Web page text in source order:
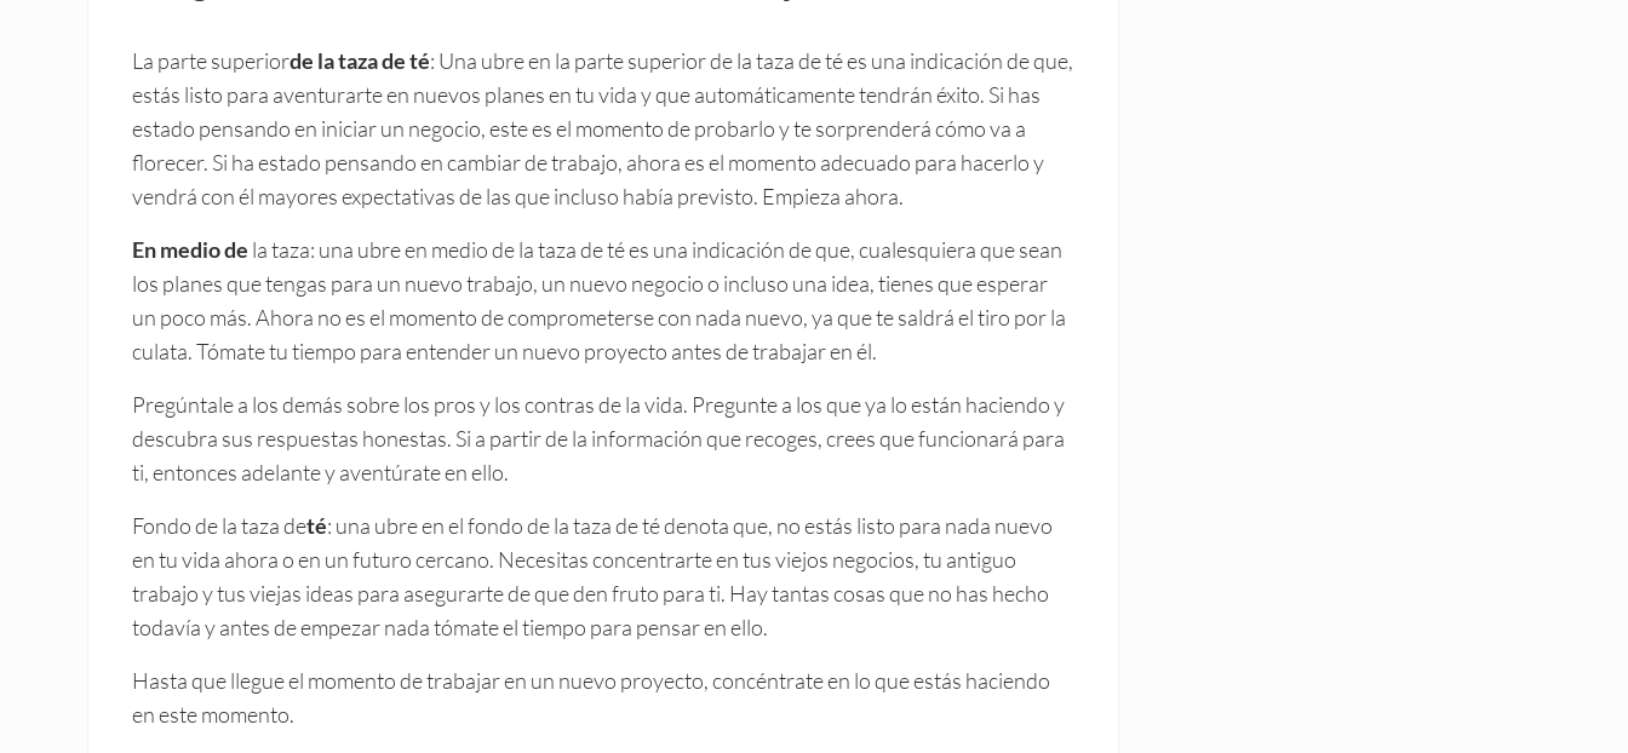
La parte superiorde la taza de té: Una ubre en la parte superior de la taza de té es una indicación de que,
estás listo para aventurarte en nuevos planes en tu vida y que automáticamente tendrán éxito. Si has
estado pensando en iniciar un negocio, este es el momento de probarlo y te sorprenderá cómo va a
florecer. Si ha estado pensando en cambiar de trabajo, ahora es el momento adecuado para hacerlo y
vendrá con él mayores expectativas de las que incluso había previsto. Empieza ahora.
En medio de la taza: una ubre en medio de la taza de té es una indicación de que, cualesquiera que sean
los planes que tengas para un nuevo trabajo, un nuevo negocio o incluso una idea, tienes que esperar
un poco más. Ahora no es el momento de comprometerse con nada nuevo, ya que te saldrá el tiro por la
culata. Tómate tu tiempo para entender un nuevo proyecto antes de trabajar en él.
Pregúntale a los demás sobre los pros y los contras de la vida. Pregunte a los que ya lo están haciendo y
descubra sus respuestas honestas. Si a partir de la información que recoges, crees que funcionará para
ti, entonces adelante y aventúrate en ello.
Fondo de la taza deté: una ubre en el fondo de la taza de té denota que, no estás listo para nada nuevo
en tu vida ahora o en un futuro cercano. Necesitas concentrarte en tus viejos negocios, tu antiguo
trabajo y tus viejas ideas para asegurarte de que den fruto para ti. Hay tantas cosas que no has hecho
todavía y antes de empezar nada tómate el tiempo para pensar en ello.
Hasta que llegue el momento de trabajar en un nuevo proyecto, concéntrate en lo que estás haciendo
en este momento.